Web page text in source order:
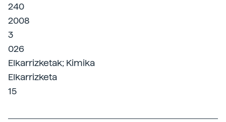
240
2008
3
026
Elkarrizketak; Kimika
Elkarrizketa
15